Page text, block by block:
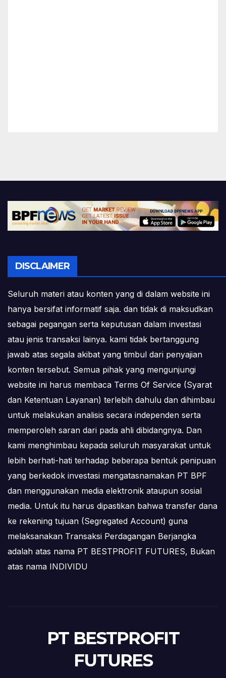
DISCLAIMER
Seluruh materi atau konten yang di dalam website ini
hanya bersifat informatif saja. dan tidak di maksudkan
sebagai pegangan serta keputusan dalam investasi
atau jenis transaksi lainya. kami tidak bertanggung
jawab atas segala akibat yang timbul dari penyajian
konten tersebut. Semua pihak yang mengunjungi
website ini harus membaca Terms Of Service (Syarat
dan Ketentuan Layanan) terlebih dahulu dan dihimbau
untuk melakukan analisis secara independen serta
memperoleh saran dari pada ahli dibidangnya. Dan
kami menghimbau kepada seluruh masyarakat untuk
lebih berhati-hati terhadap beberapa bentuk penipuan
yang berkedok investasi mengatasnamakan PT BPF
dan menggunakan media elektronik ataupun sosial
media. Untuk itu harus dipastikan bahwa transfer dana
ke rekening tujuan (Segregated Account) guna
melaksanakan Transaksi Perdagangan Berjangka
adalah atas nama PT BESTPROFIT FUTURES, Bukan
atas nama INDIVIDU
PT BESTPROFIT
FUTURES